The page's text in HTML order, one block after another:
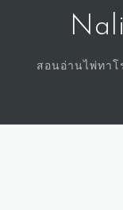
สอนอ่านไพ่ทาโ